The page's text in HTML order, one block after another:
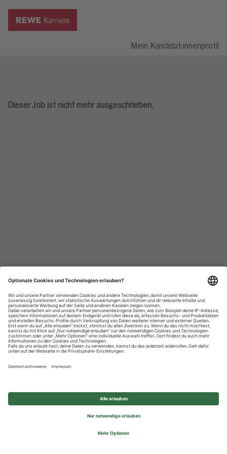
Mein Kandidat:innenprofil
Dieser Job ist nicht mehr ausgeschrieben.
Datenschutzhinweise
Impressum
Privatsphäre-Einstellungen
© 2026 REWE Group - All rights reserved